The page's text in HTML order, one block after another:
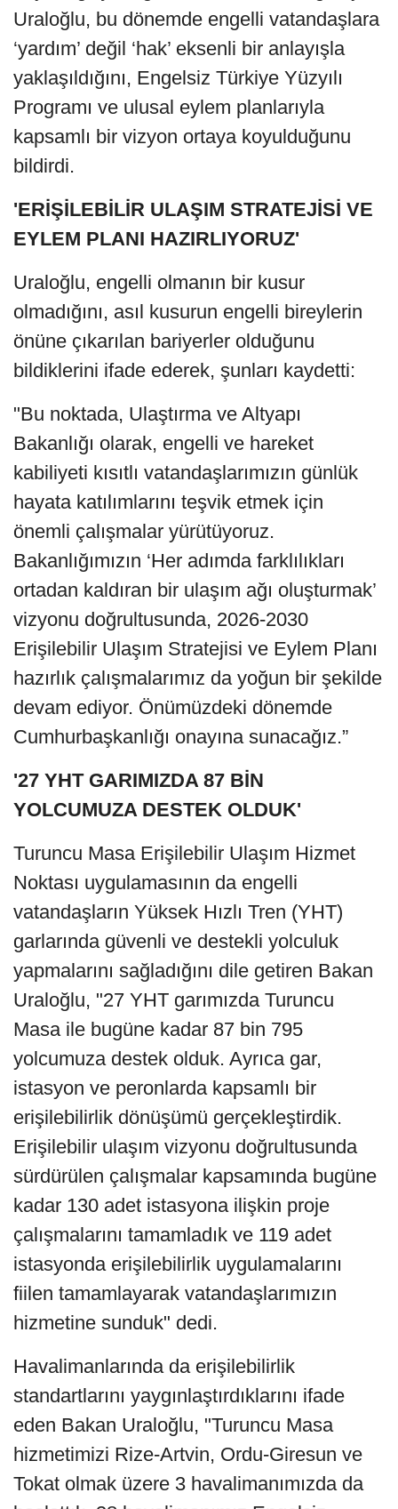
Uraloğlu, bu dönemde engelli vatandaşlara
‘yardım’ değil ‘hak’ eksenli bir anlayışla
yaklaşıldığını, Engelsiz Türkiye Yüzyılı
Programı ve ulusal eylem planlarıyla
kapsamlı bir vizyon ortaya koyulduğunu
bildirdi.
'ERİŞİLEBİLİR ULAŞIM STRATEJİSİ VE
EYLEM PLANI HAZIRLIYORUZ'
Uraloğlu, engelli olmanın bir kusur
olmadığını, asıl kusurun engelli bireylerin
önüne çıkarılan bariyerler olduğunu
bildiklerini ifade ederek, şunları kaydetti:
"Bu noktada, Ulaştırma ve Altyapı
Bakanlığı olarak, engelli ve hareket
kabiliyeti kısıtlı vatandaşlarımızın günlük
hayata katılımlarını teşvik etmek için
önemli çalışmalar yürütüyoruz.
Bakanlığımızın ‘Her adımda farklılıkları
ortadan kaldıran bir ulaşım ağı oluşturmak’
vizyonu doğrultusunda, 2026-2030
Erişilebilir Ulaşım Stratejisi ve Eylem Planı
hazırlık çalışmalarımız da yoğun bir şekilde
devam ediyor. Önümüzdeki dönemde
Cumhurbaşkanlığı onayına sunacağız.”
'27 YHT GARIMIZDA 87 BİN
YOLCUMUZA DESTEK OLDUK'
Turuncu Masa Erişilebilir Ulaşım Hizmet
Noktası uygulamasının da engelli
vatandaşların Yüksek Hızlı Tren (YHT)
garlarında güvenli ve destekli yolculuk
yapmalarını sağladığını dile getiren Bakan
Uraloğlu, "27 YHT garımızda Turuncu
Masa ile bugüne kadar 87 bin 795
yolcumuza destek olduk. Ayrıca gar,
istasyon ve peronlarda kapsamlı bir
erişilebilirlik dönüşümü gerçekleştirdik.
Erişilebilir ulaşım vizyonu doğrultusunda
sürdürülen çalışmalar kapsamında bugüne
kadar 130 adet istasyona ilişkin proje
çalışmalarını tamamladık ve 119 adet
istasyonda erişilebilirlik uygulamalarını
fiilen tamamlayarak vatandaşlarımızın
hizmetine sunduk" dedi.
Havalimanlarında da erişilebilirlik
standartlarını yaygınlaştırdıklarını ifade
eden Bakan Uraloğlu, "Turuncu Masa
hizmetimizi Rize-Artvin, Ordu-Giresun ve
Tokat olmak üzere 3 havalimanımızda da